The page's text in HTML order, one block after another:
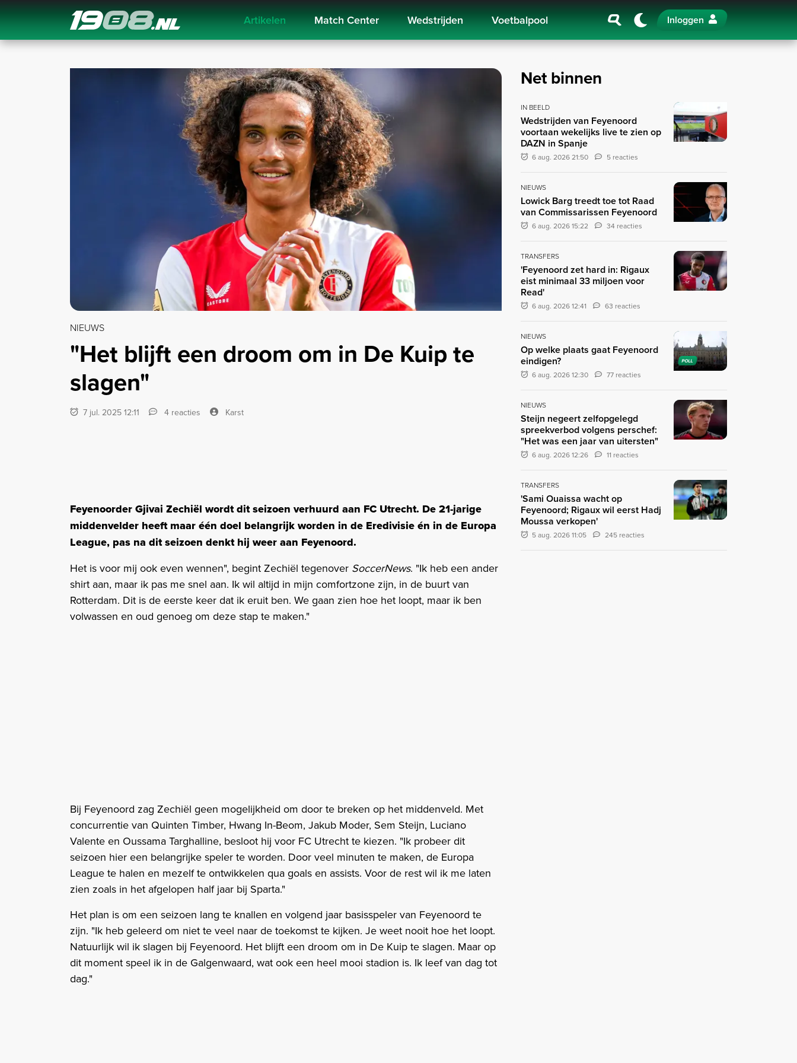
Navigation Artikelen Match Center Wedstrijden Voetbalpool Inloggen
NIEUWS
"Het blijft een droom om in De Kuip te
slagen"
7 jul. 2025 12:11 4 reacties Karst
Feyenoorder Gjivai Zechiël wordt dit seizoen verhuurd aan FC Utrecht. De 21-jarige
middenvelder heeft maar één doel belangrijk worden in de Eredivisie én in de Europa
League, pas na dit seizoen denkt hij weer aan Feyenoord.
Het is voor mij ook even wennen", begint Zechiël tegenover SoccerNews. "Ik heb een ander
shirt aan, maar ik pas me snel aan. Ik wil altijd in mijn comfortzone zijn, in de buurt van
Rotterdam. Dit is de eerste keer dat ik eruit ben. We gaan zien hoe het loopt, maar ik ben
volwassen en oud genoeg om deze stap te maken."
Bij Feyenoord zag Zechiël geen mogelijkheid om door te breken op het middenveld. Met
concurrentie van Quinten Timber, Hwang In-Beom, Jakub Moder, Sem Steijn, Luciano
Valente en Oussama Targhalline, besloot hij voor FC Utrecht te kiezen. "Ik probeer dit
seizoen hier een belangrijke speler te worden. Door veel minuten te maken, de Europa
League te halen en mezelf te ontwikkelen qua goals en assists. Voor de rest wil ik me laten
zien zoals in het afgelopen half jaar bij Sparta."
Het plan is om een seizoen lang te knallen en volgend jaar basisspeler van Feyenoord te
zijn. "Ik heb geleerd om niet te veel naar de toekomst te kijken. Je weet nooit hoe het loopt.
Natuurlijk wil ik slagen bij Feyenoord. Het blijft een droom om in De Kuip te slagen. Maar op
dit moment speel ik in de Galgenwaard, wat ook een heel mooi stadion is. Ik leef van dag tot
dag."
Net binnen
IN BEELD
Wedstrijden van Feyenoord
voortaan wekelijks live te zien op
DAZN in Spanje
6 aug. 2026 21:50 5 reacties
NIEUWS
Lowick Barg treedt toe tot Raad
van Commissarissen Feyenoord
6 aug. 2026 15:22 34 reacties
TRANSFERS
'Feyenoord zet hard in: Rigaux
eist minimaal 33 miljoen voor
Read'
6 aug. 2026 12:41 63 reacties
POLL
NIEUWS
Op welke plaats gaat Feyenoord
eindigen?
6 aug. 2026 12:30 77 reacties
NIEUWS
Steijn negeert zelfopgelegd
spreekverbod volgens perschef:
"Het was een jaar van uitersten"
6 aug. 2026 12:26 11 reacties
TRANSFERS
'Sami Ouaissa wacht op
Feyenoord; Rigaux wil eerst Hadj
Moussa verkopen'
5 aug. 2026 11:05 245 reacties